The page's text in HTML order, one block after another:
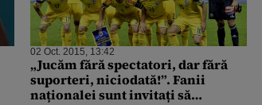
02 Oct. 2015, 13:42
„Jucăm fără spectatori, dar fără
suporteri, niciodată!”. Fanii
naționalei sunt invitați să